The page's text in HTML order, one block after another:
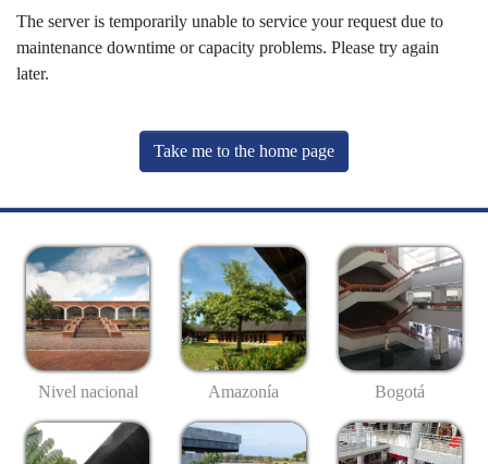
The server is temporarily unable to service your request due to
maintenance downtime or capacity problems. Please try again
later.
Take me to the home page
Nivel nacional Amazonía Bogotá